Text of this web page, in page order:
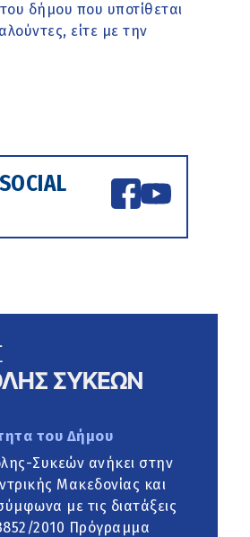
δήμου που υποτίθεται
είτε με την
του Δήμου
Συκεών ανήκει στην
Μακεδονίας και
με τις διατάξεις
2010 Πρόγραμμα